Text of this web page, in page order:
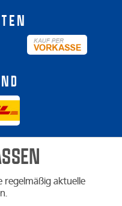
regelmäßig aktuelle